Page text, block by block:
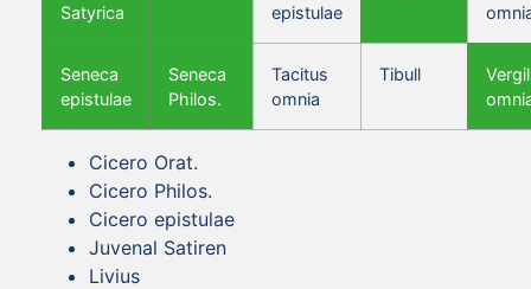
Satyrica
epistulae
Seneca
epistulae
Seneca
Philos.
Tacitus
omnia
Tibull
Vergil
Cicero Orat.
Cicero Philos.
Cicero epistulae
Juvenal Satiren
Livius